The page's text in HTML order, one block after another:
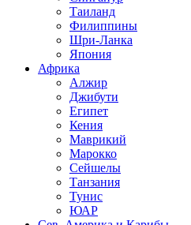
Таиланд
Филиппины
Шри-Ланка
Япония
Африка
Алжир
Джибути
Египет
Кения
Маврикий
Марокко
Сейшелы
Танзания
Тунис
ЮАР